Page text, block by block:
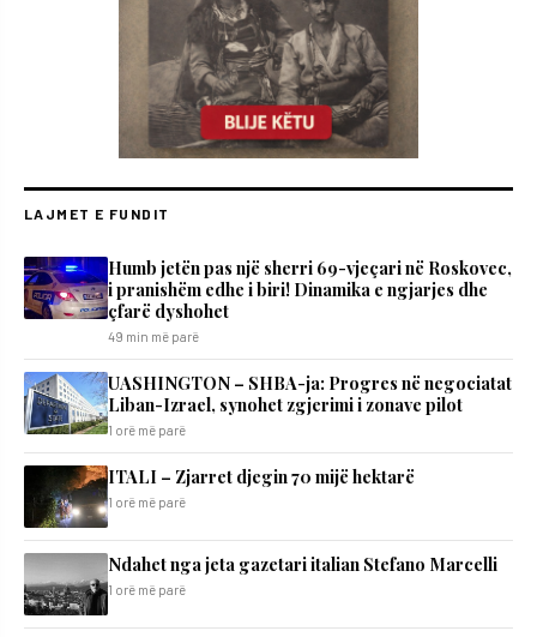
LAJMET E FUNDIT
Humb jetën pas një sherri 69-vjeçari në Roskovec,
i pranishëm edhe i biri! Dinamika e ngjarjes dhe
çfarë dyshohet
49 min më parë
UASHINGTON – SHBA-ja: Progres në negociatat
Liban-Izrael, synohet zgjerimi i zonave pilot
1 orë më parë
ITALI – Zjarret djegin 70 mijë hektarë
1 orë më parë
Ndahet nga jeta gazetari italian Stefano Marcelli
1 orë më parë